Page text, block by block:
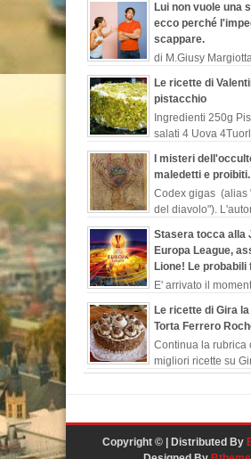
occasione per sparare a zero
trasmissione di canale...
Lui non vuole una
ecco perché
scappare.
di M.Giusy
lamentarsi del loro uomo perché
un legame serio o perché rimanda
Le ricette di
pistacchio
Ingredienti 250g
salati 4 Uova
Latte 50 g Cioccolato fondente 1/2
Lievito is...
I misteri
maledetti e proibiti.
Codex gigas (alias
del diavolo").
il recluso”, chiamato così in s...
Stasera tocca alla
Europa League,
Lione! Le probabili
E' arrivato il
il Lione per l'andata dei quarti di
Europa League. I biancone...
Le ricette di Gira
Torta Ferrero
Continua la rubrica
migliori ricette su
Chi non conosce i
cioccolatini ideati e prodotti
Copyright © | Distributed By